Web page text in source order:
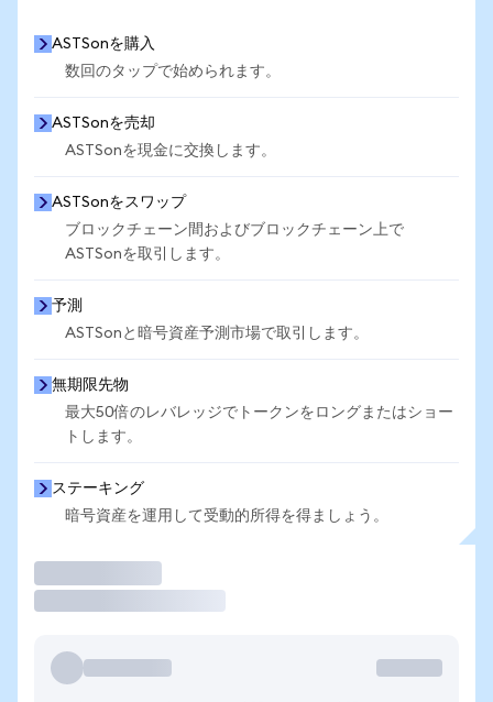
ASTSonを購入
数回のタップで始められます。
ASTSonを売却
ASTSonを現金に交換します。
ASTSonをスワップ
ブロックチェーン間およびブロックチェーン上で
ASTSonを取引します。
予測
ASTSonと暗号資産予測市場で取引します。
無期限先物
最大50倍のレバレッジでトークンをロングまたはショー
トします。
ステーキング
暗号資産を運用して受動的所得を得ましょう。